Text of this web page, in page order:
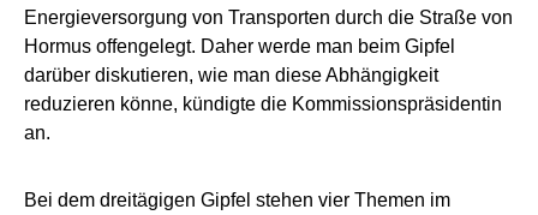
Energieversorgung von Transporten durch die Straße von
Hormus offengelegt. Daher werde man beim Gipfel
darüber diskutieren, wie man diese Abhängigkeit
reduzieren könne, kündigte die Kommissionspräsidentin
an.
Bei dem dreitägigen Gipfel stehen vier Themen im